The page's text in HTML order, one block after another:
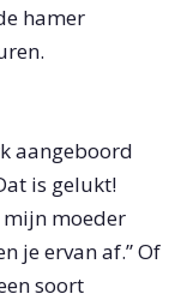
hamer
aangeboord
is gelukt!
mijn moeder
je ervan af.” Of
soort